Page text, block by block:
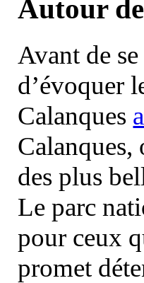
Autour
Avant de
d’évoquer
Calanques
Calanques,
des plus
Le parc
pour ceux
promet